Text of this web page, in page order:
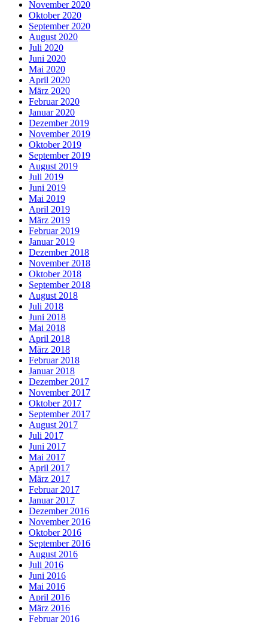
November 2020
Oktober 2020
September 2020
August 2020
Juli 2020
Juni 2020
Mai 2020
April 2020
März 2020
Februar 2020
Januar 2020
Dezember 2019
November 2019
Oktober 2019
September 2019
August 2019
Juli 2019
Juni 2019
Mai 2019
April 2019
März 2019
Februar 2019
Januar 2019
Dezember 2018
November 2018
Oktober 2018
September 2018
August 2018
Juli 2018
Juni 2018
Mai 2018
April 2018
März 2018
Februar 2018
Januar 2018
Dezember 2017
November 2017
Oktober 2017
September 2017
August 2017
Juli 2017
Juni 2017
Mai 2017
April 2017
März 2017
Februar 2017
Januar 2017
Dezember 2016
November 2016
Oktober 2016
September 2016
August 2016
Juli 2016
Juni 2016
Mai 2016
April 2016
März 2016
Februar 2016